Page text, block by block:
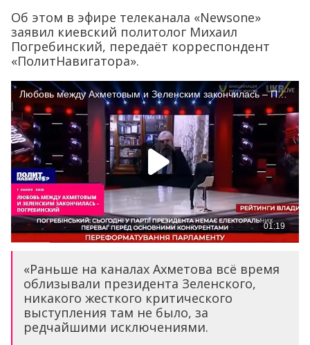
Об этом в эфире телеканала «Newsone»
заявил киевский политолог Михаил
Погребинский, передаёт корреспондент
«ПолитНавигатора».
«Раньше на каналах Ахметова всё время
облизывали президента Зеленского,
никакого жесткого критического
выступления там не было, за
редчайшими исключениями.